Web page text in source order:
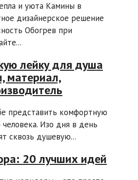
и уюта Камины в
дизайнерское решение
Обогрев при
лейку для душа
материал,
представить комфортную
Изо дня в день
сквозь душевую...
20 лучших идей